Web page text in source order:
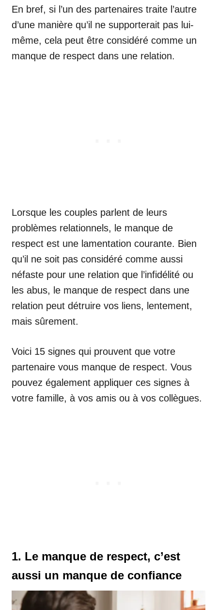
En bref, si l’un des partenaires traite l’autre
d’une manière qu’il ne supporterait pas lui-
même, cela peut être considéré comme un
manque de respect dans une relation.
Lorsque les couples parlent de leurs
problèmes relationnels, le manque de
respect est une lamentation courante. Bien
qu’il ne soit pas considéré comme aussi
néfaste pour une relation que l’infidélité ou
les abus, le manque de respect dans une
relation peut détruire vos liens, lentement,
mais sûrement.
Voici 15 signes qui prouvent que votre
partenaire vous manque de respect. Vous
pouvez également appliquer ces signes à
votre famille, à vos amis ou à vos collègues.
1. Le manque de respect, c’est
aussi un manque de confiance